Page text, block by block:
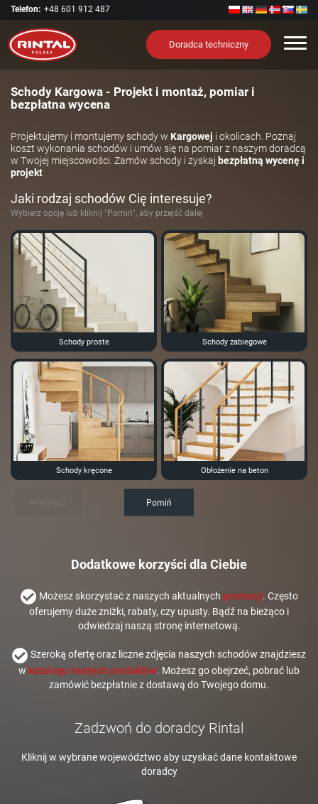
Telefon: +48 601 912 487
Doradca techniczny
Schody Kargowa - Projekt i montaż, pomiar i
bezpłatna wycena
Projektujemy i montujemy schody w Kargowej i okolicach. Poznaj
koszt wykonania schodów i umów się na pomiar z naszym doradcą
w Twojej miejscowości. Zamów schody i zyskaj bezpłatną wycenę i
projekt
Jaki rodzaj schodów Cię interesuje?
Wybierz opcję lub kliknij "Pomiń", aby przejść dalej
Schody proste Schody zabiegowe
Schody kręcone Obłożenie na beton
Pomiń
Dodatkowe korzyści dla Ciebie
Możesz skorzystać z naszych aktualnych promocji. Często
oferujemy duże zniżki, rabaty, czy upusty. Bądź na bieżąco i
odwiedzaj naszą stronę internetową.
Szeroką ofertę oraz liczne zdjęcia naszych schodów znajdziesz
w katalogu naszych produktów. Możesz go obejrzeć, pobrać lub
zamówić bezpłatnie z dostawą do Twojego domu.
Zadzwoń do doradcy Rintal
Kliknij w wybrane województwo aby uzyskać dane kontaktowe
doradcy